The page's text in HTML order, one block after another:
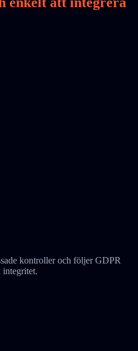
kontroller och följer GDPR
integritet.